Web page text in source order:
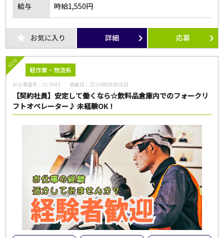
給与 時給1,550円
お気に入り 詳細 応募
NEW
軽作業・物流系
お仕事番号：013943 掲載日： 2026年08月08日
【契約社員】安定して働くなら☆飲料品倉庫内でのフォークリ
フトオペレーター♪ 未経験OK！